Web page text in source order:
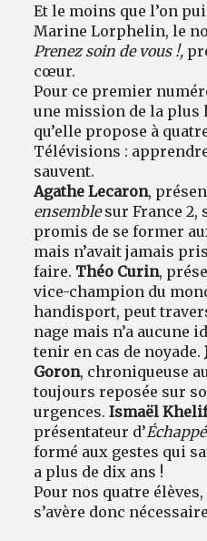
Et le moins que l’on
Marine Lorphelin, le
Prenez soin de vous !,
cœur.
Pour ce premier
une mission de la plus
qu’elle propose à
Télévisions :
sauvent.
Agathe Lecaron,
ensemblesur France 2,
promis de se former
mais n’avait jamais
faire. Théo Curin,
vice-champion du
handisport, peut
nage mais n’a aucune
tenir en cas de noyade.
Goron, chroniqueuse au
toujours reposée sur
urgences.Ismaël
présentateur d’
formé aux gestes qui
a plus de dix ans !
Pour nos quatre
s’avère donc